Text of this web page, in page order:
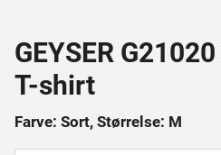
GEYSER
T-shirt
Farve: Sort, Størrelse: M